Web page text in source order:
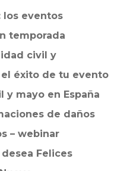
los eventos
temporada
civil y
el éxito de tu evento
y mayo en España
de daños
– webinar
Felices